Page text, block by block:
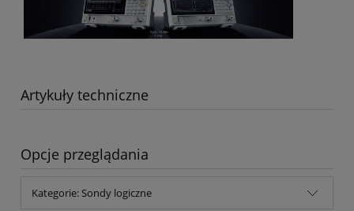
Artykuły techniczne
Opcje przeglądania
Kategorie: Sondy logiczne